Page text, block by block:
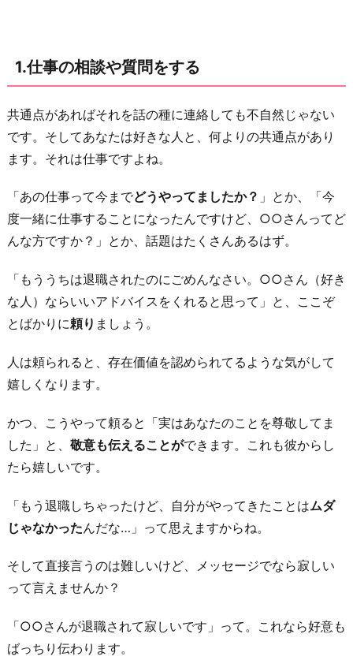
絡
し
て
も
い
か
聞
く
3.
の
も
交
た
飲
み
を
提
案
す
4.
彼
1.仕事の相談や質問をする
共通点があればそれを話の種に連絡しても不自然じゃない
です。そしてあなたは好きな人と、何よりの共通点があり
ます。それは仕事ですよね。
「あの仕事って今までどうやってましたか？ 」とか、「今
度一緒に仕事することになったんですけど、○○さんってど
んな方ですか？」とか、話題はたくさんあるはず。
「もううちは退職されたのにごめんなさい。○○さん（好き
な人）ならいいアドバイスをくれると思って」と、ここぞ
とばかりに頼り ましょう。
人は頼られると、存在価値を認められてるような気がして
嬉しくなります。
かつ、こうやって頼ると「実はあなたのことを尊敬してま
した」と、 敬意も伝えることができます。これも彼からし
たら嬉しいです。
「もう退職しちゃったけど、自分がやってきたことはムダ
じゃなかったんだな…」って思えますからね。
そして直接言うのは難しいけど、メッセージでなら寂しい
って言えませんか？
「○○さんが退職されて寂しいです」って。これなら好意も
ばっちり伝わります。